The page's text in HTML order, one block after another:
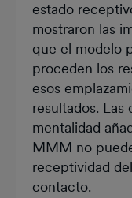
estado
mostraron las
que el modelo
proceden los
esos
resultados. Las
mentalidad
MMM no
receptividad
contacto.